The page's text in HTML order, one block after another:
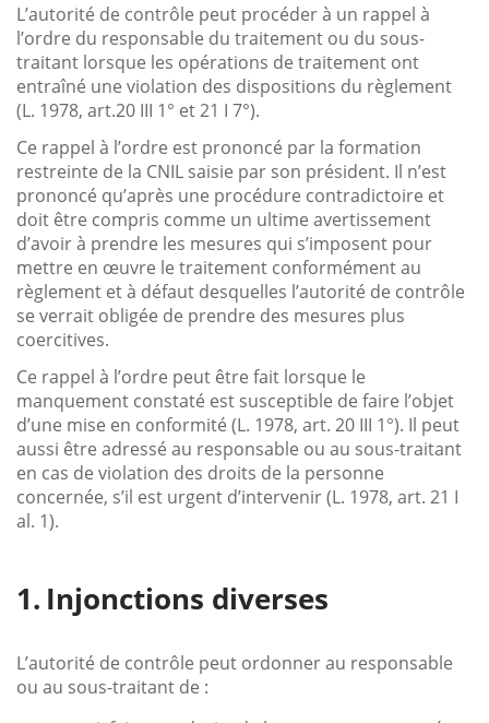
L’autorité de contrôle peut procéder à un rappel à
l’ordre du responsable du traitement ou du sous-
traitant lorsque les opérations de traitement ont
entraîné une violation des dispositions du règlement
(L. 1978, art.20 III 1° et 21 I 7°).
Ce rappel à l’ordre est prononcé par la formation
restreinte de la CNIL saisie par son président. Il n’est
prononcé qu’après une procédure contradictoire et
doit être compris comme un ultime avertissement
d’avoir à prendre les mesures qui s’imposent pour
mettre en œuvre le traitement conformément au
règlement et à défaut desquelles l’autorité de contrôle
se verrait obligée de prendre des mesures plus
coercitives.
Ce rappel à l’ordre peut être fait lorsque le
manquement constaté est susceptible de faire l’objet
d’une mise en conformité (L. 1978, art. 20 III 1°). Il peut
aussi être adressé au responsable ou au sous-traitant
en cas de violation des droits de la personne
concernée, s’il est urgent d’intervenir (L. 1978, art. 21 I
al. 1).
Injonctions diverses
L’autorité de contrôle peut ordonner au responsable
ou au sous-traitant de :